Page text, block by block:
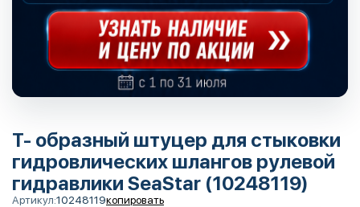
Т- образный штуцер для стыковки
гидровлических шлангов рулевой
гидравлики SeaStar (10248119)
Артикул:10248119копировать